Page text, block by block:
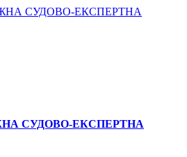
СУДОВО-ЕКСПЕРТНА